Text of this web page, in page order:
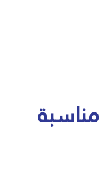
هل شهادة SHRM مناسبة